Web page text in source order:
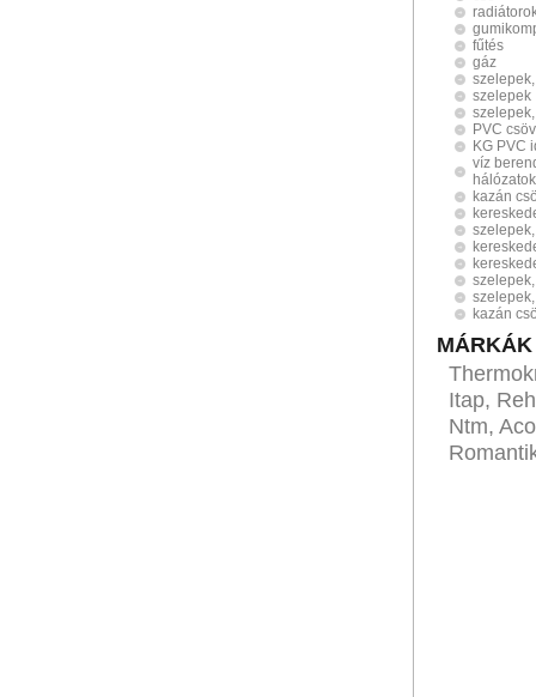
fűtés
gáz
szelepek
PVC
KG PVC
víz
hálózatok
kazán
kazán
MÁRKÁK
Itap,
Ntm,